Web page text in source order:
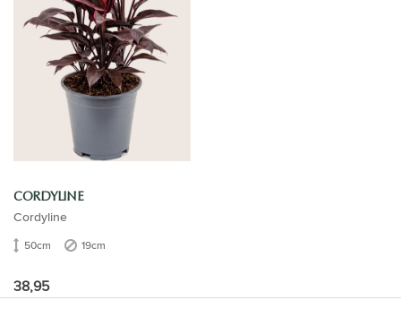
CORDYLINE
Cordyline
50cm 19cm
38,95